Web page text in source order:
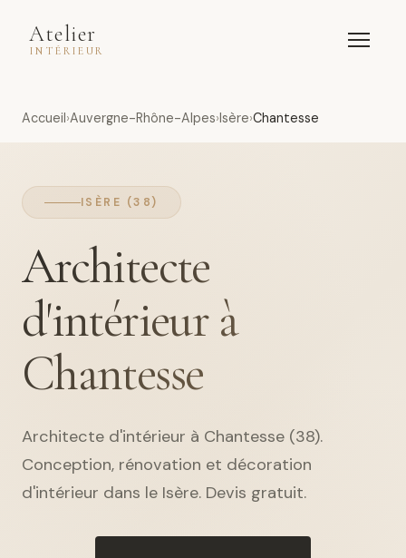
Atelier
INTÉRIEUR
Accueil Auvergne-Rhône-Alpes Isère Chantesse
ISÈRE (38)
Architecte
d'intérieur à
Chantesse
Architecte d'intérieur à Chantesse (38).
Conception, rénovation et décoration
d'intérieur dans le Isère. Devis gratuit.